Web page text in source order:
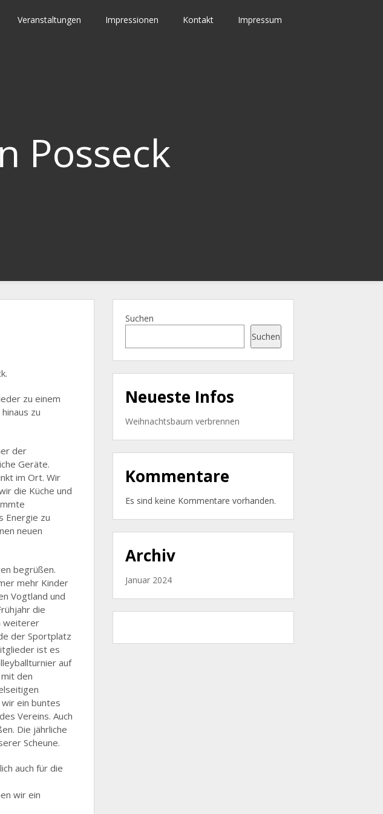
Veranstaltungen Impressionen Kontakt Impressum
Posseck
zu einem
zu
der
Geräte.
im Ort. Wir
die Küche und
Energie zu
neuen
begrüßen.
mehr Kinder
Vogtland und
die
weiterer
der Sportplatz
ist es
auf
den
ein buntes
Vereins. Auch
Die jährliche
Scheune.
auch für die
wir ein
Suchen
Suchen
Neueste Infos
Weihnachtsbaum verbrennen
Kommentare
Es sind keine Kommentare vorhanden.
Archiv
Januar 2024